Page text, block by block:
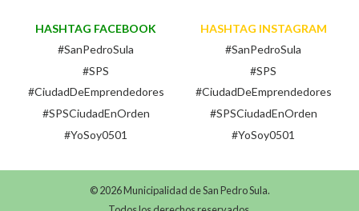
HASHTAG FACEBOOK
#SanPedroSula
#SPS
#CiudadDeEmprendedores
#SPSCiudadEnOrden
#YoSoy0501
HASHTAG INSTAGRAM
#SanPedroSula
#SPS
#CiudadDeEmprendedores
#SPSCiudadEnOrden
#YoSoy0501
© 2026 Municipalidad de San Pedro Sula.